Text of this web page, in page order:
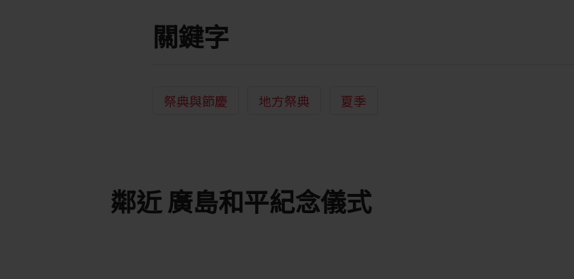
關鍵字
祭典與節慶 地方祭典 夏季
鄰近 廣島和平紀念儀式